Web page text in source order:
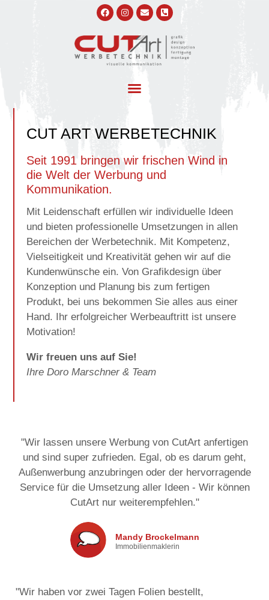
CUT ART WERBETECHNIK
Seit 1991 bringen wir frischen Wind in
die Welt der Werbung und
Kommunikation.
Mit Leidenschaft erfüllen wir individuelle Ideen
und bieten professionelle Umsetzungen in allen
Bereichen der Werbetechnik. Mit Kompetenz,
Vielseitigkeit und Kreativität gehen wir auf die
Kundenwünsche ein. Von Grafikdesign über
Konzeption und Planung bis zum fertigen
Produkt, bei uns bekommen Sie alles aus einer
Hand. Ihr erfolgreicher Werbeauftritt ist unsere
Motivation!
Wir freuen uns auf Sie!
Ihre Doro Marschner & Team
"Wir lassen unsere Werbung von CutArt anfertigen
und sind super zufrieden. Egal, ob es darum geht,
Außenwerbung anzubringen oder der hervorragende
Service für die Umsetzung aller Ideen - Wir können
CutArt nur weiterempfehlen."
Mandy Brockelmann
Immobilienmaklerin
"Wir haben vor zwei Tagen Folien bestellt,